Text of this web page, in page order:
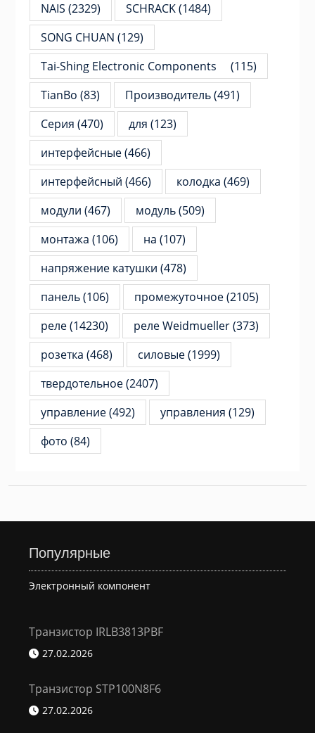
NAIS (2329) SCHRACK(1484)
SONG CHUAN (129)
Tai-Shing Electronic Components
(115)
TianBo (83) Производитель(491)
Серия (470) для (123)
интерфейсные(466)
интерфейсный (466) колодка (469)
модули (467) модуль(509)
монтажа (106) на (107)
напряжение катушки (478)
панель(106) промежуточное(2105)
реле(14230) реле Weidmueller(373)
розетка (468) силовые(1999)
твердотельное(2407)
управление(492) управления (129)
фото (84)
Популярные
Электронный компонент
Транзистор IRLB3813PBF
27.02.2026
Транзистор STP100N8F6
27.02.2026